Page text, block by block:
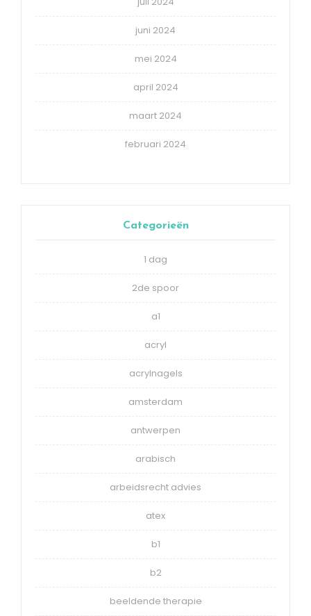
juni 2024
mei 2024
april 2024
maart 2024
februari 2024
Categorieën
1 dag
2de spoor
a1
acryl
acrylnagels
amsterdam
antwerpen
arabisch
arbeidsrecht advies
atex
b1
b2
beeldende therapie